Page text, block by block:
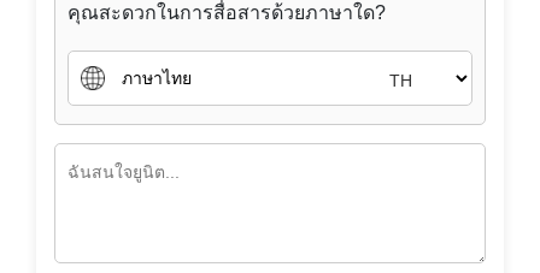
คุณสะดวกในการสื่อสารด้วยภาษาใด?
TH